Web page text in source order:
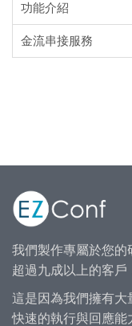
功能介紹
金流串接服務
我們製作專屬於您的
超過九成以上的客
這是因為我們擁有大
快速的執行與回應能